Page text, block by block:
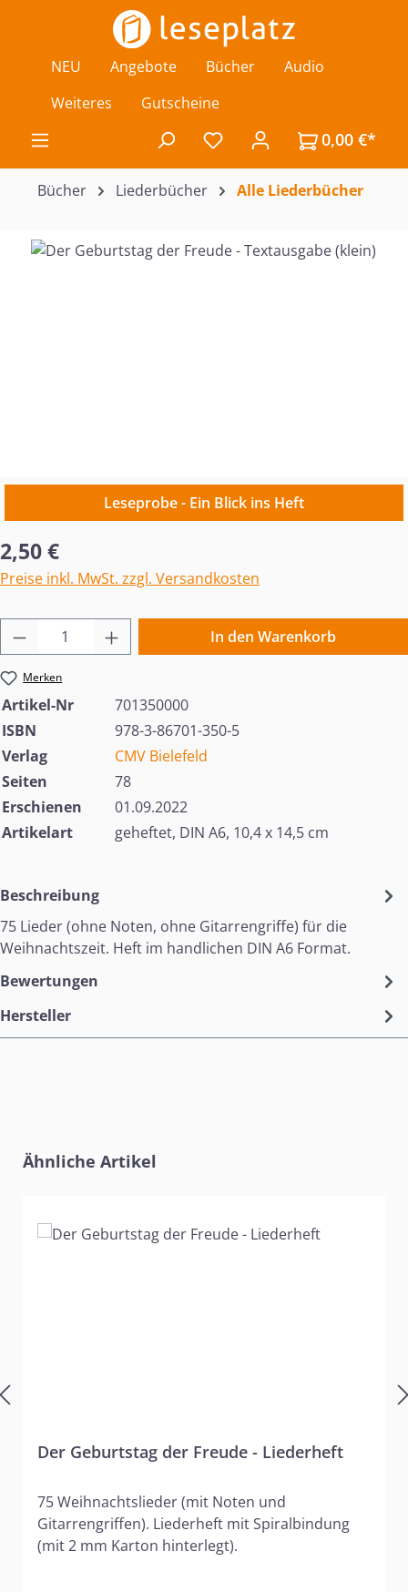
Zum Hauptinhalt springen
NEU Angebote Bücher
Audio
Weiteres
Gutscheine
Du hast 0 Produkte auf
0,00 €*
Bücher Liederbücher Alle Liederbücher
Bildergalerie überspringen
Leseprobe - Ein Blick ins Heft
Regulärer Preis:
2,50 €
Preise inkl. MwSt. zzgl. Versandkosten
Produkt Anzahl: Gib den gewünschten
In den Warenkorb
Merken
Artikel-Nr
701350000
ISBN
978-3-86701-350-5
Verlag
CMV Bielefeld
Seiten
78
Erschienen
01.09.2022
Artikelart
geheftet, DIN A6, 10,4 x 14,5 cm
Beschreibung
75 Lieder (ohne Noten, ohne Gitarrengriffe) für die
Weihnachtszeit. Heft im handlichen DIN A6 Format.
Bewertungen
Hersteller
Produktgalerie überspringen
Ähnliche Artikel
Der Geburtstag der Freude - Liederheft
75 Weihnachtslieder (mit Noten und
Gitarrengriffen). Liederheft mit Spiralbindung
(mit 2 mm Karton hinterlegt).